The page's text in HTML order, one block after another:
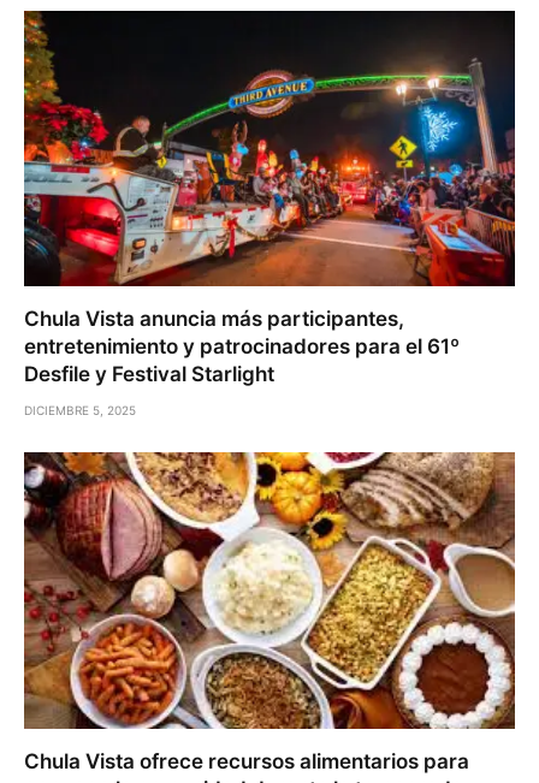
Chula Vista anuncia más participantes,
entretenimiento y patrocinadores para el 61º
Desfile y Festival Starlight
DICIEMBRE 5, 2025
Chula Vista ofrece recursos alimentarios para